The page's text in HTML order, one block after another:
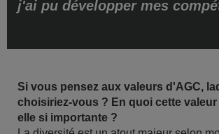
j'ai pu développer mes
Si vous pensez aux valeurs d'AGC,
choisiriez-vous ? En quoi cette
elle si importante ?